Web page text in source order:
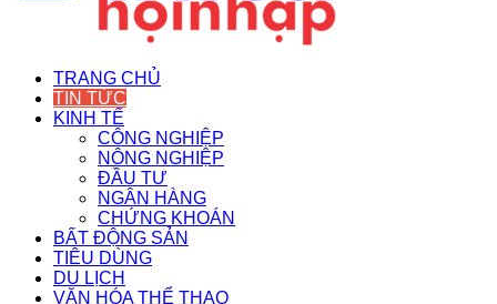
TRANG CHỦ
TIN TỨC
KINH TẾ
CÔNG NGHIỆP
NÔNG NGHIỆP
ĐẦU TƯ
NGÂN HÀNG
CHỨNG KHOÁN
BẤT ĐỘNG SẢN
TIÊU DÙNG
DU LỊCH
VĂN HÓA THỂ THAO